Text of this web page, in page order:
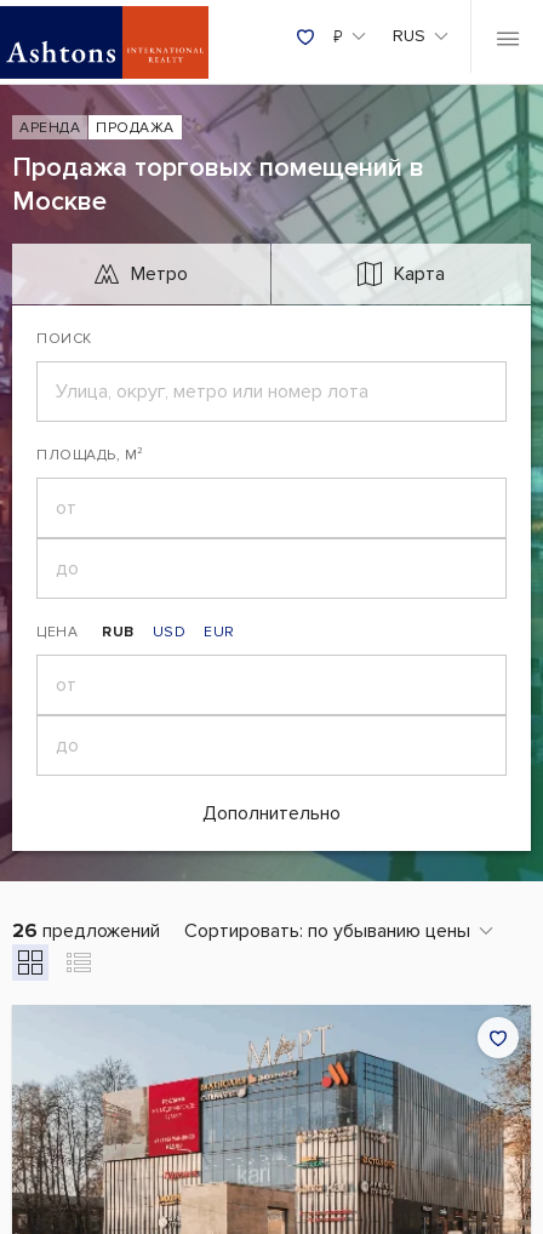
₽ RUS
АРЕНДА ПРОДАЖА
Продажа торговых помещений в
Москве
Метро Карта
ПОИСК
ПЛОЩАДЬ, М²
ЦЕНА RUB USD EUR
Дополнительно
26 предложений Сортировать: по убыванию цены